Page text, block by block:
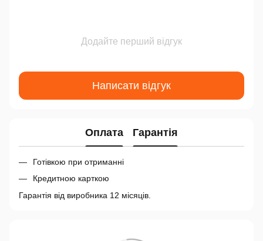
Додайте перший відгук
Написати відгук
Оплата Гарантія
Готівкою при отриманні
Кредитною карткою
Гарантія від виробника 12 місяців.